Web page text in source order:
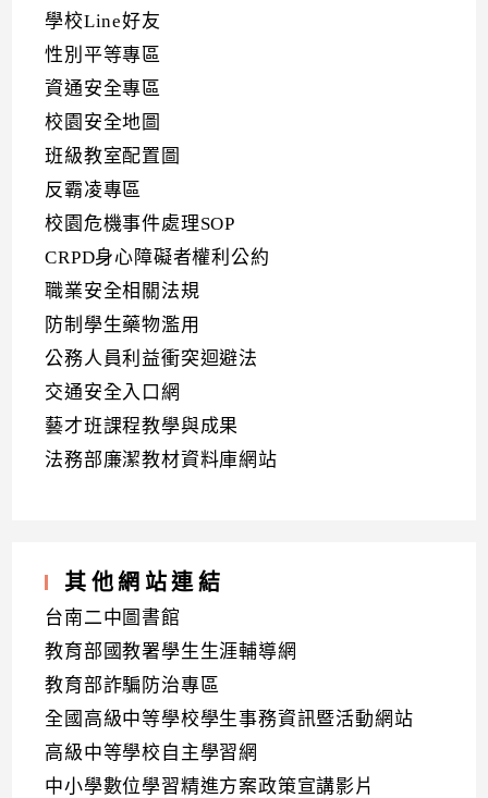
學校Line好友
性別平等專區
資通安全專區
校園安全地圖
班級教室配置圖
反霸凌專區
校園危機事件處理SOP
CRPD身心障礙者權利公約
職業安全相關法規
防制學生藥物濫用
公務人員利益衝突迴避法
交通安全入口網
藝才班課程教學與成果
法務部廉潔教材資料庫網站
其他網站連結
台南二中圖書館
教育部國教署學生生涯輔導網
教育部詐騙防治專區
全國高級中等學校學生事務資訊暨活動網站
高級中等學校自主學習網
中小學數位學習精進方案政策宣講影片